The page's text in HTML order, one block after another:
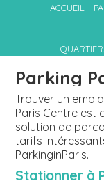
ACCUEIL
Parking
Trouver un
Paris Centre est
solution de
tarifs
ParkinginParis.
Stationner à